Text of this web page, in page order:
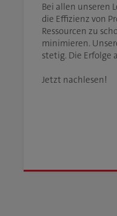
Bei allen unseren
die Effizienz von
Ressourcen zu
minimieren.
stetig. Die Erfolge
Jetzt nachlesen!